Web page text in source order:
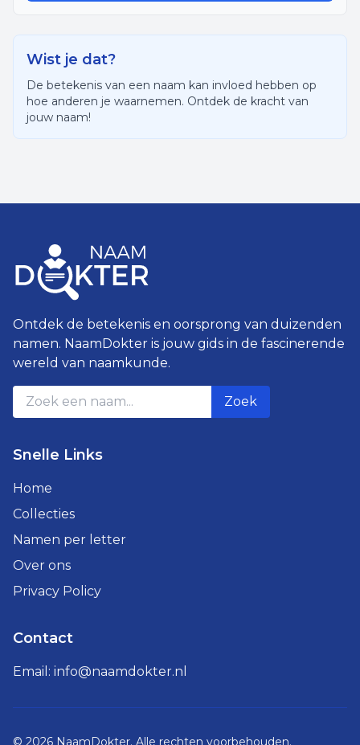
Wist je dat?
De betekenis van een naam kan invloed hebben op
hoe anderen je waarnemen. Ontdek de kracht van
jouw naam!
Ontdek de betekenis en oorsprong van duizenden
namen. NaamDokter is jouw gids in de fascinerende
wereld van naamkunde.
Zoek
Snelle Links
Home
Collecties
Namen per letter
Over ons
Privacy Policy
Contact
Email: info@naamdokter.nl
© 2026 NaamDokter. Alle rechten voorbehouden.